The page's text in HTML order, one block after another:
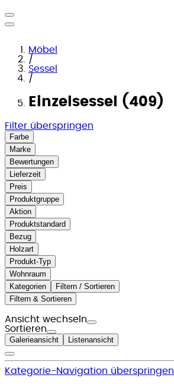
Möbel
/
Sessel
/
Einzelsessel (409)
Filter überspringen
Farbe
Marke
Bewertungen
Lieferzeit
Preis
Produktgruppe
Aktion
Produktstandard
Bezug
Holzart
Produkt-Typ
Wohnraum
Kategorien
Filtern / Sortieren
Filtern & Sortieren
Ansicht wechseln
Sortieren
Galerieansicht Listenansicht
Kategorie-Navigation überspringen